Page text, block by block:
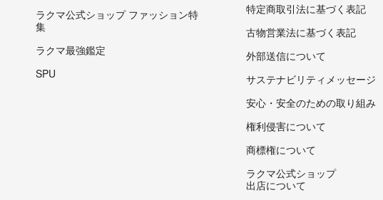
ラクマ公式ショップ ファッション特
集
ラクマ最強鑑定
SPU
特定商取引法に基づく表記
古物営業法に基づく表記
外部送信について
サステナビリティメッセージ
安心・安全のための取り組み
権利侵害について
商標権について
ラクマ公式ショップ
出店について